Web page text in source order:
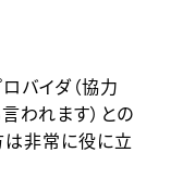
バイダ（協力
われます）との
非常に役に立